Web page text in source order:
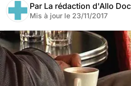
Par La rédaction d'Allo
Mis à jour le 23/11/2017